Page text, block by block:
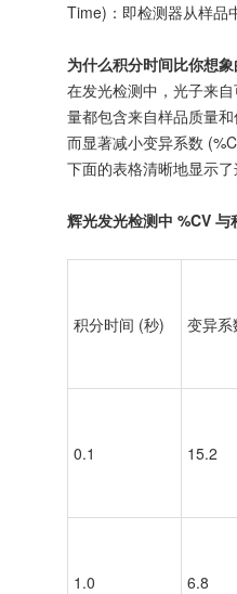
Time)：即检测器从样品
为什么积分时间比你想
在发光检测中，光子来
量都包含来自样品质量
而显著减小变异系数
下面的表格清晰地显示
辉光发光检测中 %CV 与
积分时间 (秒) 变异系
0.1 15.2
1.0 6.8